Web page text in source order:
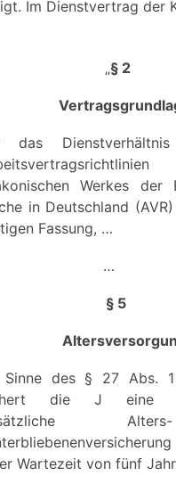
Im Dienstvertrag der
„§ 2
das
Werkes der
in Deutschland
Fassung, …
…
§ 5
Sinne des § 27 Abs.
die J eine
Wartezeit von fünf